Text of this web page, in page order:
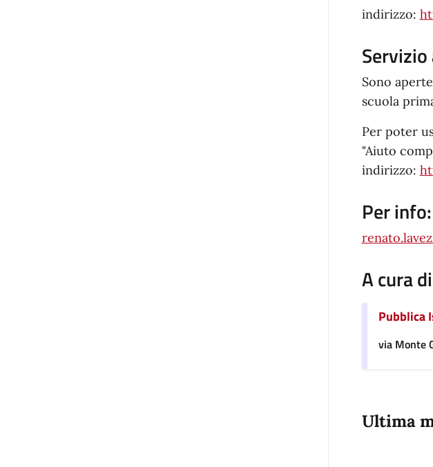
indirizzo:
Sono
scuola
Per poter
"Aiuto
indirizzo:
Per info:
A cura di
Pubblica
via Monte
Ultima